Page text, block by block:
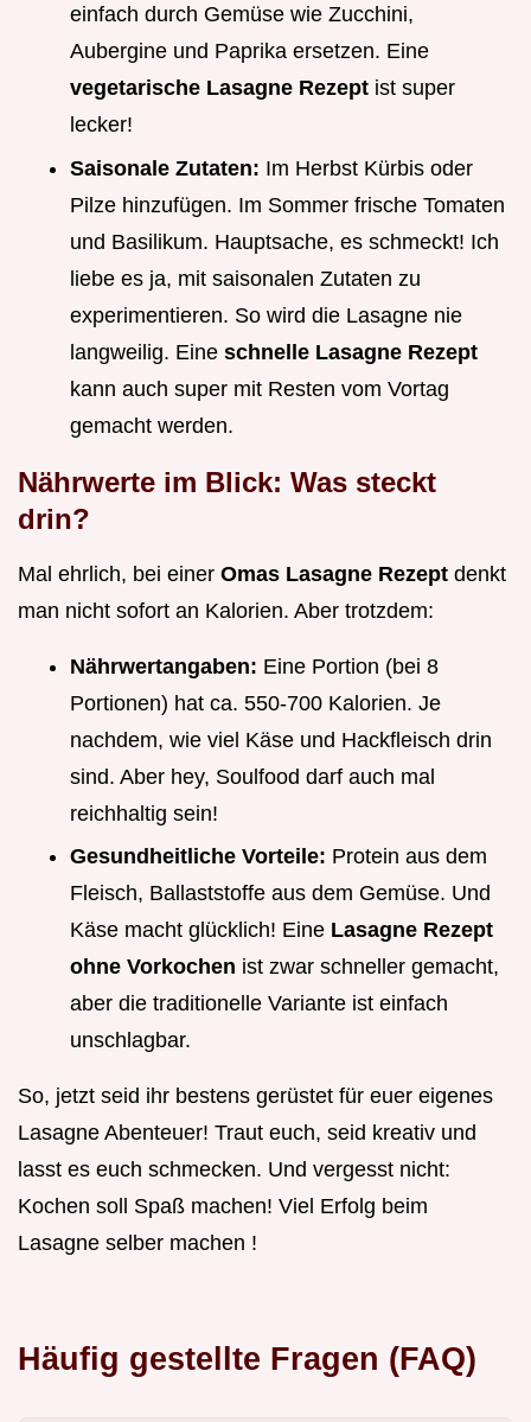
einfach durch Gemüse wie Zucchini,
Aubergine und Paprika ersetzen. Eine
vegetarische Lasagne Rezept ist super
lecker!
Saisonale Zutaten: Im Herbst Kürbis oder
Pilze hinzufügen. Im Sommer frische Tomaten
und Basilikum. Hauptsache, es schmeckt! Ich
liebe es ja, mit saisonalen Zutaten zu
experimentieren. So wird die Lasagne nie
langweilig. Eine schnelle Lasagne Rezept
kann auch super mit Resten vom Vortag
gemacht werden.
Nährwerte im Blick: Was steckt
drin?
Mal ehrlich, bei einer Omas Lasagne Rezept denkt
man nicht sofort an Kalorien. Aber trotzdem:
Nährwertangaben: Eine Portion (bei 8
Portionen) hat ca. 550-700 Kalorien. Je
nachdem, wie viel Käse und Hackfleisch drin
sind. Aber hey, Soulfood darf auch mal
reichhaltig sein!
Gesundheitliche Vorteile: Protein aus dem
Fleisch, Ballaststoffe aus dem Gemüse. Und
Käse macht glücklich! Eine Lasagne Rezept
ohne Vorkochen ist zwar schneller gemacht,
aber die traditionelle Variante ist einfach
unschlagbar.
So, jetzt seid ihr bestens gerüstet für euer eigenes
Lasagne Abenteuer! Traut euch, seid kreativ und
lasst es euch schmecken. Und vergesst nicht:
Kochen soll Spaß machen! Viel Erfolg beim
Lasagne selber machen !
Häufig gestellte Fragen (FAQ)